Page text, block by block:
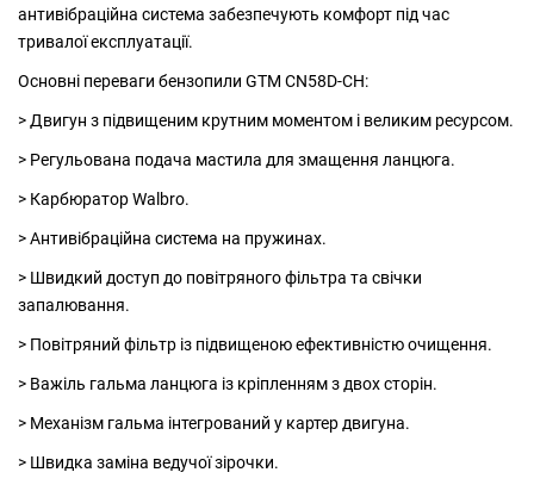
антивібраційна система забезпечують комфорт під час
тривалої експлуатації.
Основні переваги бензопили GTM CN58D-CH:
> Двигун з підвищеним крутним моментом і великим ресурсом.
> Регульована подача мастила для змащення ланцюга.
> Карбюратор Walbro.
> Антивібраційна система на пружинах.
> Швидкий доступ до повітряного фільтра та свічки
запалювання.
> Повітряний фільтр із підвищеною ефективністю очищення.
> Важіль гальма ланцюга із кріпленням з двох сторін.
> Механізм гальма інтегрований у картер двигуна.
> Швидка заміна ведучої зірочки.